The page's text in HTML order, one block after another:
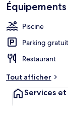
Piscine
Parking gratuit
Restaurant
Tout afficher
Services